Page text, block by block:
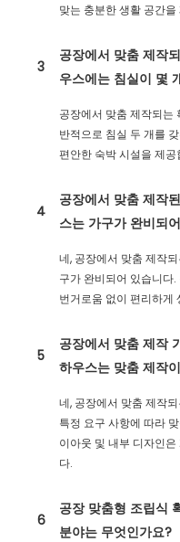
맞는 충분한 생활 공간을
3
공장에서 맞춤 제작
우스에는 침실이 몇
공장에서 맞춤 제작되는
반적으로 침실 두 개를
편안한 숙박 시설을 제공
4
공장에서 맞춤 제작
스는 가구가 완비되
네, 공장에서 맞춤 제작
구가 완비되어 있습니다
번거로움 없이 편리하게
5
공장에서 맞춤 제작
하우스는 맞춤 제작
네, 공장에서 맞춤 제작
특정 요구 사항에 따라
이아웃 및 내부 디자인
다.
6
공장 맞춤형 조립식
분야는 무엇인가요?